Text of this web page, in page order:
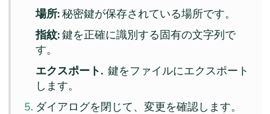
場所:秘密鍵が保存されている場所です。
指紋:鍵を正確に識別する固有の文字列で
す。
エクスポート. 鍵をファイルにエクスポート
します。
ダイアログを閉じて、変更を確認します。